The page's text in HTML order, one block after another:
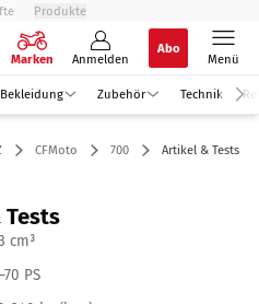
Produkte
Marken Anmelden
Abo
Menü
Bekleidung Zubehör Technik
CFMoto 700 Artikel & Tests
Tests
cm³
PS